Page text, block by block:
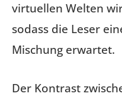
virtuellen Welten
sodass die Leser
Mischung erwartet.
Der Kontrast